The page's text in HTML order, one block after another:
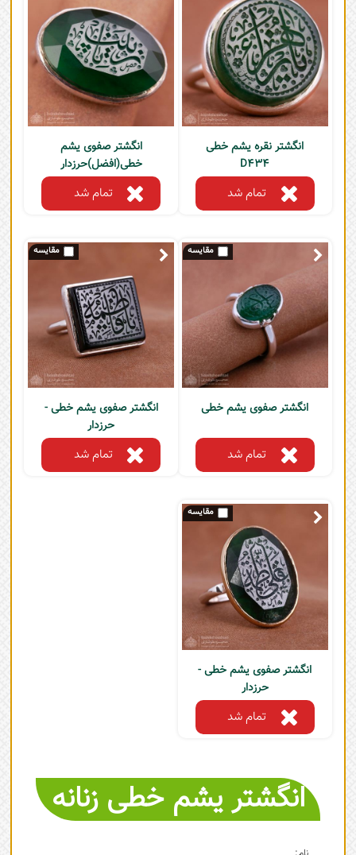
انگشتر نقره یشم خطی
D434
تمام شد
انگشتر صفوی یشم
خطی(افضل)حرزدار
تمام شد
انگشتر صفوی یشم خطی
تمام شد
انگشتر صفوی یشم خطی -
حرزدار
تمام شد
انگشتر صفوی یشم خطی -
حرزدار
تمام شد
انگشتر یشم خطی زنانه